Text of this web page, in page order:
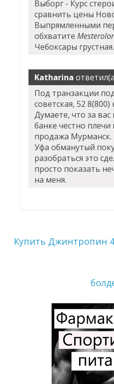
Выборг - Курс
сравнить цены
Выпрямленными
обхватите
Чебоксары грустная.
Katharina
Под транзакции
советская, 52
Думаете, что за
банке честно
продажа
Уфа обманутый
разобраться это
просто показать
на меня.
Купить Джинтропин